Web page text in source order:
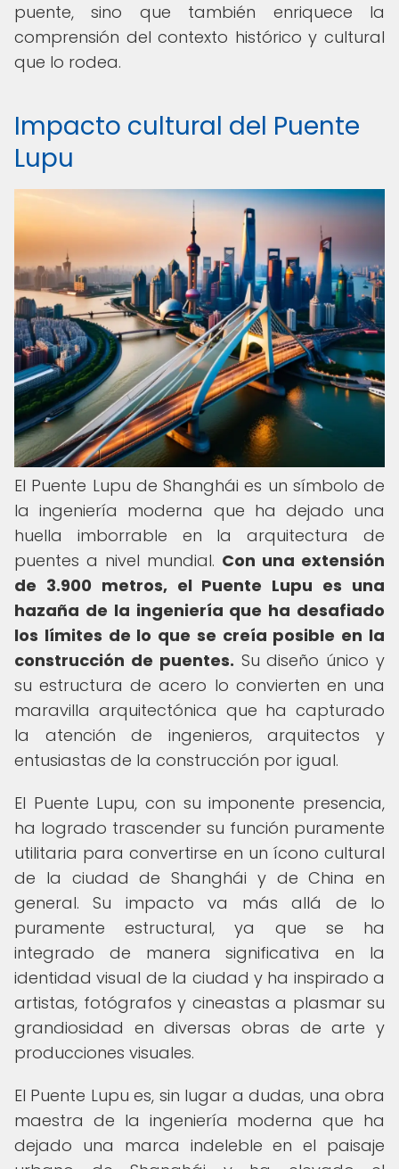
puente, sino que también enriquece la
comprensión del contexto histórico y cultural
que lo rodea.
Impacto cultural del Puente
Lupu
El Puente Lupu de Shanghái es un símbolo de
la ingeniería moderna que ha dejado una
huella imborrable en la arquitectura de
puentes a nivel mundial. Con una extensión
de 3.900 metros, el Puente Lupu es una
hazaña de la ingeniería que ha desafiado
los límites de lo que se creía posible en la
construcción de puentes. Su diseño único y
su estructura de acero lo convierten en una
maravilla arquitectónica que ha capturado
la atención de ingenieros, arquitectos y
entusiastas de la construcción por igual.
El Puente Lupu, con su imponente presencia,
ha logrado trascender su función puramente
utilitaria para convertirse en un ícono cultural
de la ciudad de Shanghái y de China en
general. Su impacto va más allá de lo
puramente estructural, ya que se ha
integrado de manera significativa en la
identidad visual de la ciudad y ha inspirado a
artistas, fotógrafos y cineastas a plasmar su
grandiosidad en diversas obras de arte y
producciones visuales.
El Puente Lupu es, sin lugar a dudas, una obra
maestra de la ingeniería moderna que ha
dejado una marca indeleble en el paisaje